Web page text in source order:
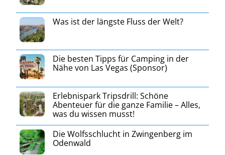
Was ist der längste Fluss der Welt?
Die besten Tipps für Camping in der
Nähe von Las Vegas (Sponsor)
Erlebnispark Tripsdrill: Schöne
Abenteuer für die ganze Familie – Alles,
was du wissen musst!
Die Wolfsschlucht in Zwingenberg im
Odenwald